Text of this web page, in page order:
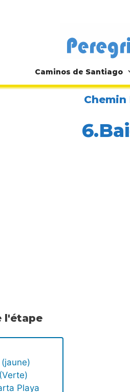
Caminos de Santiago
l'étape
Playa